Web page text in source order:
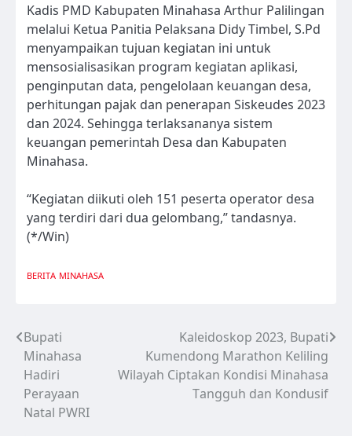
Kadis PMD Kabupaten Minahasa Arthur Palilingan
melalui Ketua Panitia Pelaksana Didy Timbel, S.Pd
menyampaikan tujuan kegiatan ini untuk
mensosialisasikan program kegiatan aplikasi,
penginputan data, pengelolaan keuangan desa,
perhitungan pajak dan penerapan Siskeudes 2023
dan 2024. Sehingga terlaksananya sistem
keuangan pemerintah Desa dan Kabupaten
Minahasa.
“Kegiatan diikuti oleh 151 peserta operator desa
yang terdiri dari dua gelombang,” tandasnya.
(*/Win)
BERITA MINAHASA
Navigasi
pos
Bupati
Minahasa
Hadiri
Perayaan
Natal PWRI
Kaleidoskop 2023, Bupati
Kumendong Marathon Keliling
Wilayah Ciptakan Kondisi Minahasa
Tangguh dan Kondusif